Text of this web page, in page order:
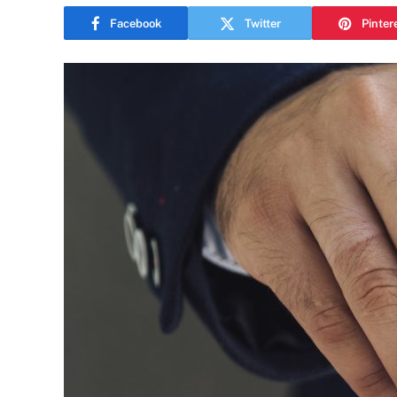
Facebook Twitter